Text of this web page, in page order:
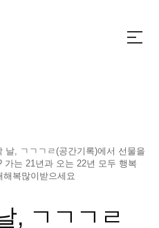
메
날, ㄱㄱㄱㄹ(공간기록)에서 선물을
가는 21년과 오는 22년 모두 행복
복많이받으세요
, ㄱㄱㄱㄹ